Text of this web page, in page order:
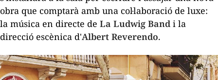
obra que comptarà amb una col·laboració de luxe:
la música en directe de La Ludwig Bandi la
direcció escènica d'Albert Reverendo.